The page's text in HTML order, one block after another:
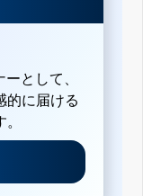
として、
的に届ける